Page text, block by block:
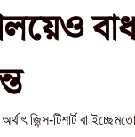
জিন্স-টিশার্ট বা